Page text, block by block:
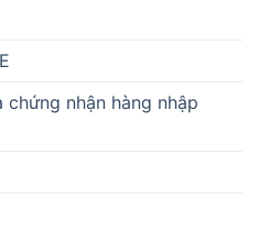
nhận hàng nhập